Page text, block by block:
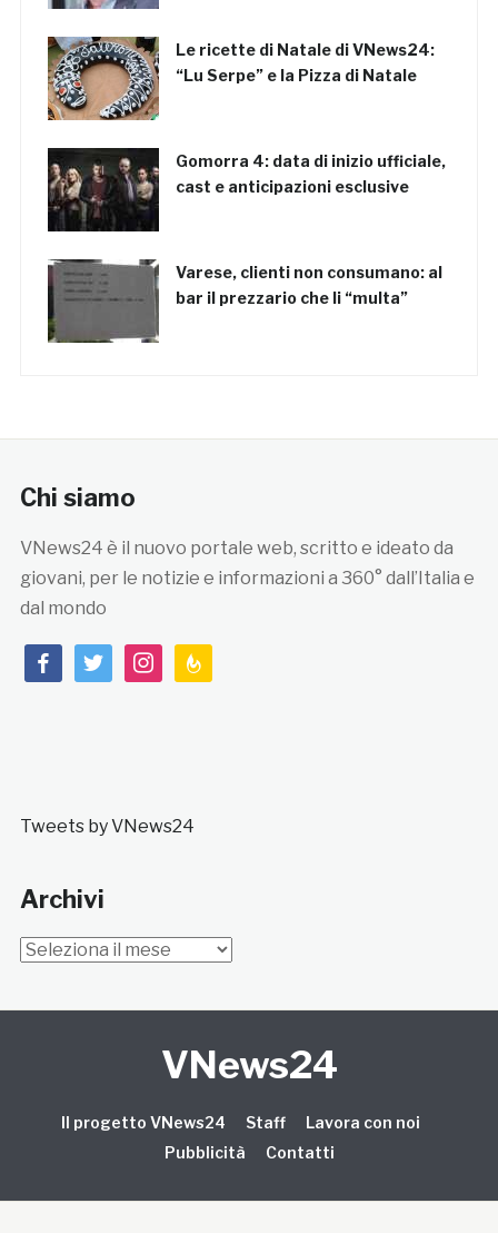
Le ricette di Natale di VNews24:
“Lu Serpe” e la Pizza di Natale
Gomorra 4: data di inizio ufficiale,
cast e anticipazioni esclusive
Varese, clienti non consumano: al
bar il prezzario che li “multa”
Chi siamo
VNews24 è il nuovo portale web, scritto e ideato da
giovani, per le notizie e informazioni a 360° dall’Italia e
dal mondo
facebooktwitterinstagramfeedburner
Tweets by VNews24
Archivi
Archivi
VNews24
Il progetto VNews24 Staff
Lavora con noi
Pubblicità
Contatti